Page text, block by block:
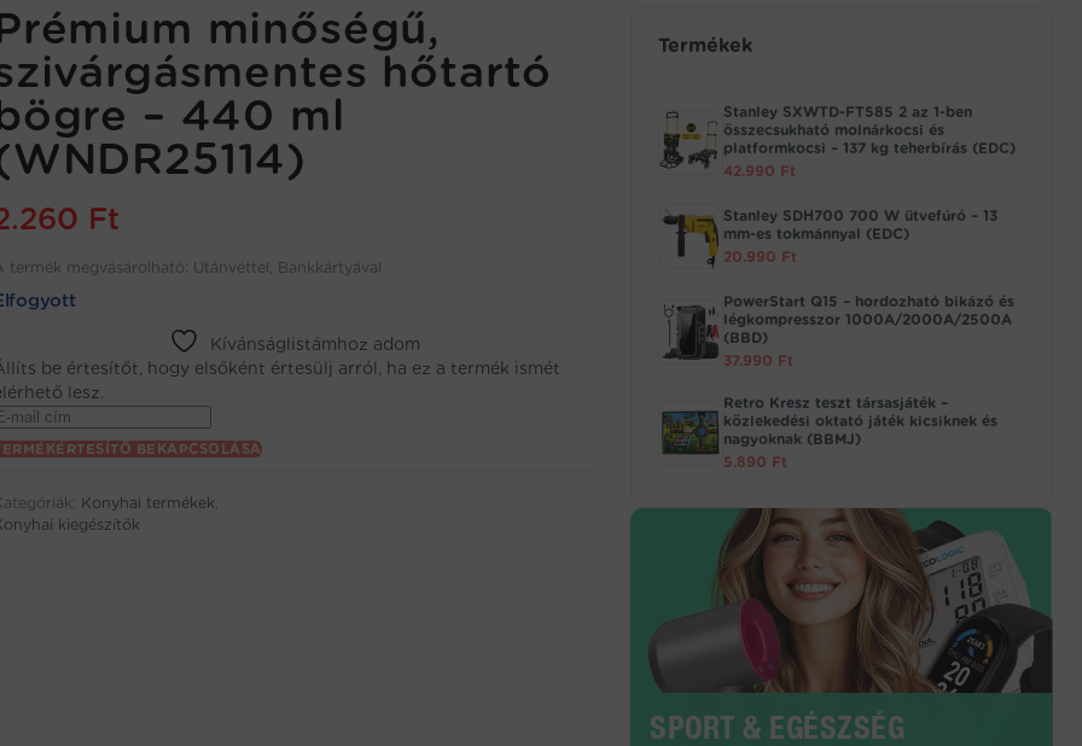
minőségű,
hőtartó
– 440 ml
Ft
termék megvásárolható: Utánvéttel, Bankkártyával
Kívánságlistámhoz adom
be értesítőt, hogy elsőként értesülj arról, ha ez a termék ismét
lesz.
BEKAPCSOLÁSA
Konyhai termékek,
kiegészítők
Termékek
Stanley SXWTD-FT585 2 az 1-ben
összecsukható molnárkocsi és
platformkocsi – 137 kg teherbírás (EDC)
42.990 Ft
Stanley SDH700 700 W ütvefúró – 13
mm-es tokmánnyal (EDC)
20.990 Ft
PowerStart Q15 – hordozható bikázó és
légkompresszor 1000A/2000A/2500A
(BBD)
37.990 Ft
Retro Kresz teszt társasjáték –
közlekedési oktató játék kicsiknek és
nagyoknak (BBMJ)
5.890 Ft
SPORT & EGÉSZSÉG